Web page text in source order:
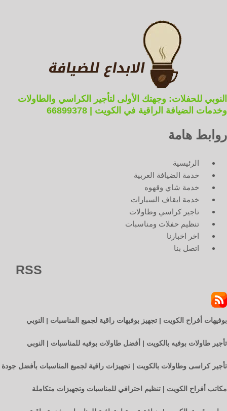
النوبي للحفلات: وجهتك الأولى لتأجير الكراسي والطاولات
وخدمات الضيافة الراقية في الكويت | 66899378
روابط هامة
الرئيسية
خدمة الضيافة العربية
خدمة شاي وقهوه
خدمة ايقاف السيارات
تاجير كراسي وطاولات
تنظيم حفلات ومناسبات
اخر اخبارنا
اتصل بنا
RSS
بوفيهات أفراح الكويت | تجهيز بوفيهات راقية لجميع المناسبات | النوبي
تأجير طاولات بوفيه بالكويت | أفضل طاولات بوفيه للمناسبات | النوبي
تأجير كراسى وطاولات بالكويت | تجهيزات راقية لجميع المناسبات بأفضل جودة
مكاتب أفراح الكويت | تنظيم احترافي للمناسبات وتجهيزات متكاملة